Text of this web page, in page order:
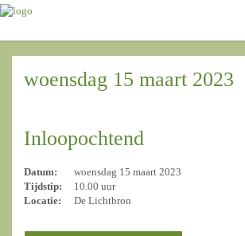
woensdag 15 maart 2023
Inloopochtend
Datum:
woensdag 15 maart 2023
Tijdstip:
10.00 uur
Locatie:
De Lichtbron